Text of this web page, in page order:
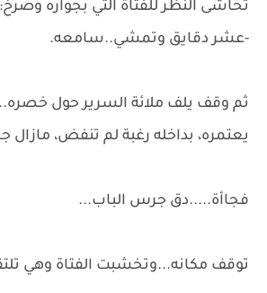
تحاشى النظر للفتاة التي بجواره وصرخ:
-عشر دقايق وتمشي..سامعه.
ثم وقف يلف ملائة السرير حول
يعتمره، بداخله رغبة لم تنفض، مازال
فجاأة.....دق جرس الباب...
توقف مكانه...وتخشبت الفتاة وهي